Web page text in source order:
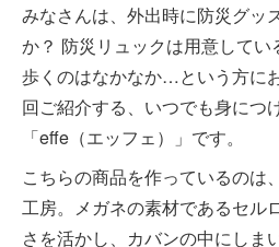
みなさんは、外出時に防災グッ
か？ 防災リュックは用意して
歩くのはなかなか…という方に
回ご紹介する、いつでも身につ
「effe（エッフェ）」です。
こちらの商品を作っているのは
工房。メガネの素材であるセル
さを活かし、カバンの中にしま